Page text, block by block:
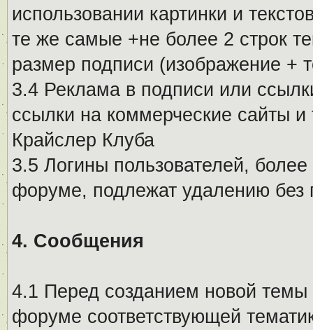
использовании картинки и
те же самые +не более 2 строк
размер подписи (изображение +
3.4 Реклама в подписи или
ссылки на коммерческие сайты
Крайслер Клуба
3.5 Логины пользователей,
форуме, подлежат удалению без
4. Сообщения
4.1 Перед созданием новой темы
форуме соответствующей